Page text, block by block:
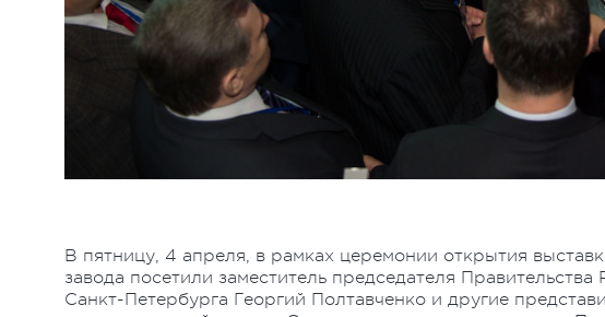
В пятницу, 4 апреля, в рамках церемонии открытия
завода посетили заместитель председателя
Санкт-Петербурга Георгий Полтавченко и другие